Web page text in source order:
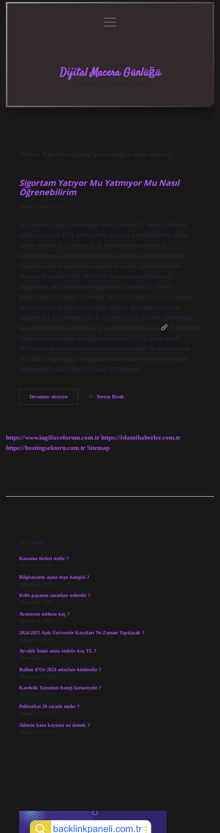
menüyü
aç
Dijital Macera Günlüğü
Etiket: Sigortanın yatıp yatmadığını nasıl anlarız
Sigortam Yatıyor Mu Yatmıyor Mu Nasıl
Öğrenebilirim
Tarih: Şubat 15, 2025
Sigortanın yatıp yatmadığını nasıl anlarız? E-devlet şifreniz
yoksa en yakın PTT şubesinden almanız gerekmektedir. Daha
sonra sisteme giriş yapıp SGK hizmet beyannamesini
aratmalısınız. Arama yaptığınızda karşınıza çıkan sayfadan
sigortanızın ödenip ödenmediğini kolayca öğrenebilirsiniz.
Alternatif olarak SGK ALO 170 hattını arayabilirsiniz.
Sigortanın aktif olup olmadığını nasıl anlarız? E-Devlet
Kapısı’ndaki “Sağlık Sigortası Tescil ve Katkı Payı Sorgulama”
uygulamasını kullanarak sağlık sigorta durumunuzu veya
sigortacılık faaliyetinizi hızlı ve güvenli bir şekilde öğrenebilir,
tüm işlemlerinizi rahatlıkla gerçekleştirebilirsiniz.
E-devletten
sigortamın yattığını nasıl öğrenebilirim? SGK prim talebi
SGK’nın e-devlet sayfası üzerinden yapılabilir. Açılan sayfada
“Kimlik Doğrulama” butonuna tıklarsanız e-devlet sayfasına
yönlendirilirsiniz. İlgili ekrana “4A Hizmet…
Devamını okuyunSigortam
Öğrenebilirim
Yorum Bırak
https://www.ingilizceforum.com.tr https://islamihaberler.com.tr
https://hostingsektoru.com.tr Sitemap
Son Yazılar
Kanama türleri nedir ?
Ağustos 7, 2026
Bilgisayarın açma tuşu hangisi ?
Ağustos 6, 2026
Kelle paçanın zararları nelerdir ?
Ağustos 5, 2026
Avanosun nüfusu kaç ?
Ağustos 4, 2026
2024-2025 Açık Üniversite Kayıtları Ne Zaman Yapılacak ?
Ağustos 3, 2026
Ayvalık İzmir arası otobüs kaç TL ?
Temmuz 27, 2026
Ballon d’Or 2024 adayları kimlerdir ?
Temmuz 25, 2026
Karekök Yayınları hangi kırtasiyede ?
Temmuz 24, 2026
Polisorbat 20 zararlı mıdır ?
Temmuz 18, 2026
Ailenin kara koyunu ne demek ?
Temmuz 16, 2026